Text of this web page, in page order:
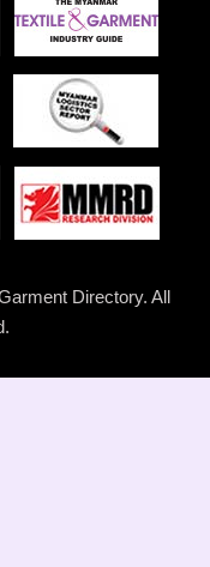
Directory. All